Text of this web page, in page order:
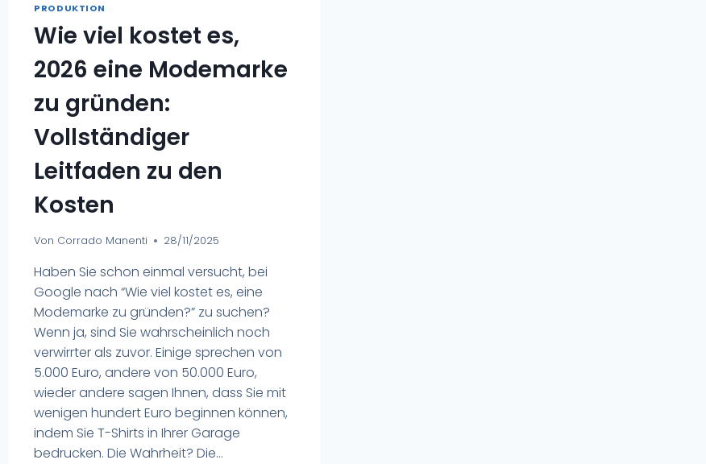
PRODUKTION
Wie viel kostet es,
2026 eine Modemarke
zu gründen:
Vollständiger
Leitfaden zu den
Kosten
Von Corrado Manenti 28/11/2025
Haben Sie schon einmal versucht, bei
Google nach “Wie viel kostet es, eine
Modemarke zu gründen?” zu suchen?
Wenn ja, sind Sie wahrscheinlich noch
verwirrter als zuvor. Einige sprechen von
5.000 Euro, andere von 50.000 Euro,
wieder andere sagen Ihnen, dass Sie mit
wenigen hundert Euro beginnen können,
indem Sie T-Shirts in Ihrer Garage
bedrucken. Die Wahrheit? Die...